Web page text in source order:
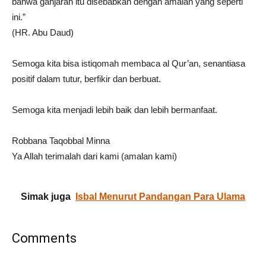
ini.”
(HR. Abu Daud)
Semoga kita bisa istiqomah membaca al Qur’an, senantiasa
positif dalam tutur, berfikir dan berbuat.
Semoga kita menjadi lebih baik dan lebih bermanfaat.
Robbana Taqobbal Minna
Ya Allah terimalah dari kami (amalan kami)
Simak juga Isbal Menurut Pandangan Para Ulama
Comments